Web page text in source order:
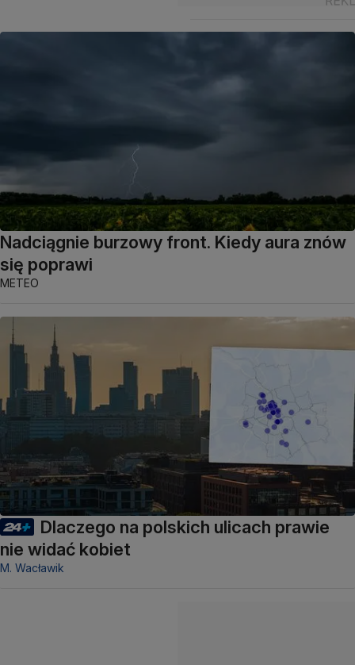
Nadciągnie burzowy front. Kiedy aura znów
się poprawi
METEO
Dlaczego na polskich ulicach prawie
nie widać kobiet
M. Wacławik